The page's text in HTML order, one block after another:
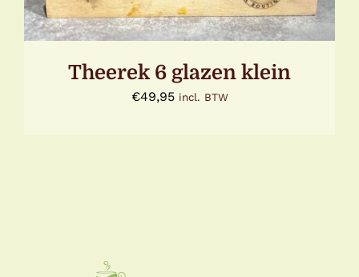
Theerek 6 glazen klein
€49,95 incl. BTW